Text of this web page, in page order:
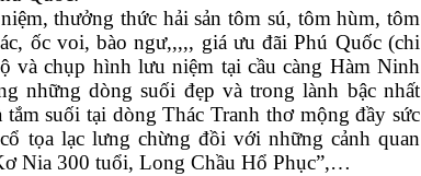
thưởng thức hải sản tôm sú, tôm hùm, tôm
ốc voi, bào ngư,,,,, giá ưu đãi Phú Quốc (chi
và chụp hình lưu niệm tại cầu càng Hàm Ninh
những dòng suối đẹp và trong lành bậc nhất
suối tại dòng Thác Tranh thơ mộng đầy sức
tọa lạc lưng chừng đồi với những cảnh quan
Nia 300 tuổi, Long Chầu Hổ Phục”,…